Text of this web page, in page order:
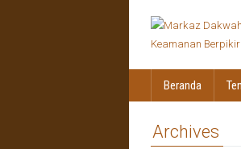
Beranda
Archives